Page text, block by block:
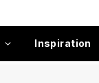
Inspiration